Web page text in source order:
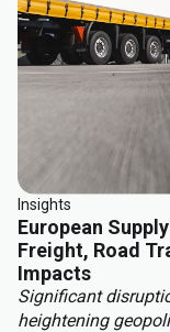
Insights
European
Freight, Road
Impacts
Significant
heightening